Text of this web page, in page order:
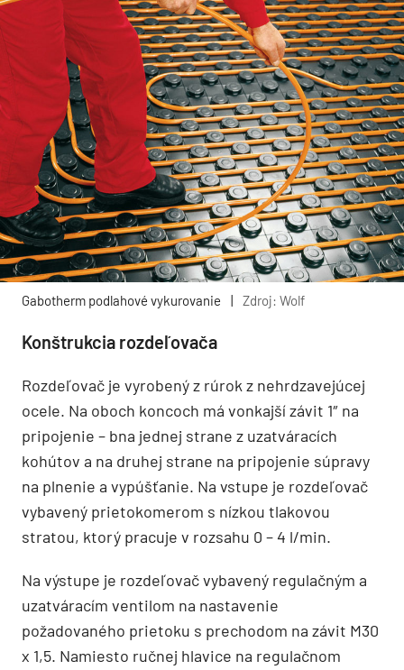
Gabotherm podlahové vykurovanie Zdroj: Wolf
Konštrukcia rozdeľovača
Rozdeľovač je vyrobený z rúrok z nehrdzavejúcej
ocele. Na oboch koncoch má vonkajší závit 1″ na
pripojenie – bna jednej strane z uzatváracích
kohútov a na druhej strane na pripojenie súpravy
na plnenie a vypúšťanie. Na vstupe je rozdeľovač
vybavený prietokomerom s nízkou tlakovou
stratou, ktorý pracuje v rozsahu 0 – 4 l/min.
Na výstupe je rozdeľovač vybavený regulačným a
uzatváracím ventilom na nastavenie
požadovaného prietoku s prechodom na závit M30
x 1,5. Namiesto ručnej hlavice na regulačnom